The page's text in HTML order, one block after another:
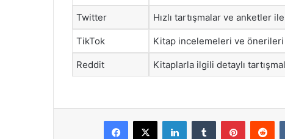
Twitter Hızlı tartışmalar ve anketler
TikTok Kitap incelemeleri ve
Reddit Kitaplarla ilgili detaylı
Facebook
X LinkedInTumblr Pinterest